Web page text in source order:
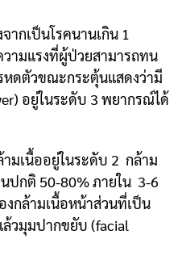
ากเป็นโรคนานเกิน 1
วามแรงที่ผู้ป่วยสามารถทน
หดตัวขณะกระตุ้นแสดงว่ามี
อยู่ในระดับ 3 พยากรณ์ได้
ามเนื้ออยู่ในระดับ 2 กล้าม
ปกติ 50-80% ภายใน 3-6
กล้ามเนื้อหน้าส่วนที่เป็น
วมุมปากขยับ (facial